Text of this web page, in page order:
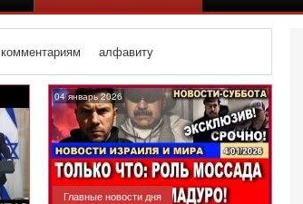
комментариям алфавиту
04 январь 2026
Главные новости дня